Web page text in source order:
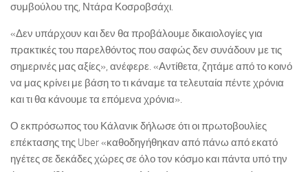
συμβούλου της, Ντάρα Κοσροβσάχι.
«Δεν υπάρχουν και δεν θα προβάλουμε δικαιολογίες για
πρακτικές του παρελθόντος που σαφώς δεν συνάδουν με τις
σημερινές μας αξίες», ανέφερε. «Αντίθετα, ζητάμε από το κοινό
να μας κρίνει με βάση το τι κάναμε τα τελευταία πέντε χρόνια
και τι θα κάνουμε τα επόμενα χρόνια».
Ο εκπρόσωπος του Κάλανικ δήλωσε ότι οι πρωτοβουλίες
επέκτασης της Uber «καθοδηγήθηκαν από πάνω από εκατό
ηγέτες σε δεκάδες χώρες σε όλο τον κόσμο και πάντα υπό την